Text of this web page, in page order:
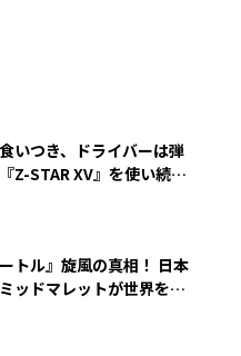
いつき、ドライバーは弾
Z-STAR XV』を使い続け
トル』旋風の真相！ 日本
ッドマレットが世界を席